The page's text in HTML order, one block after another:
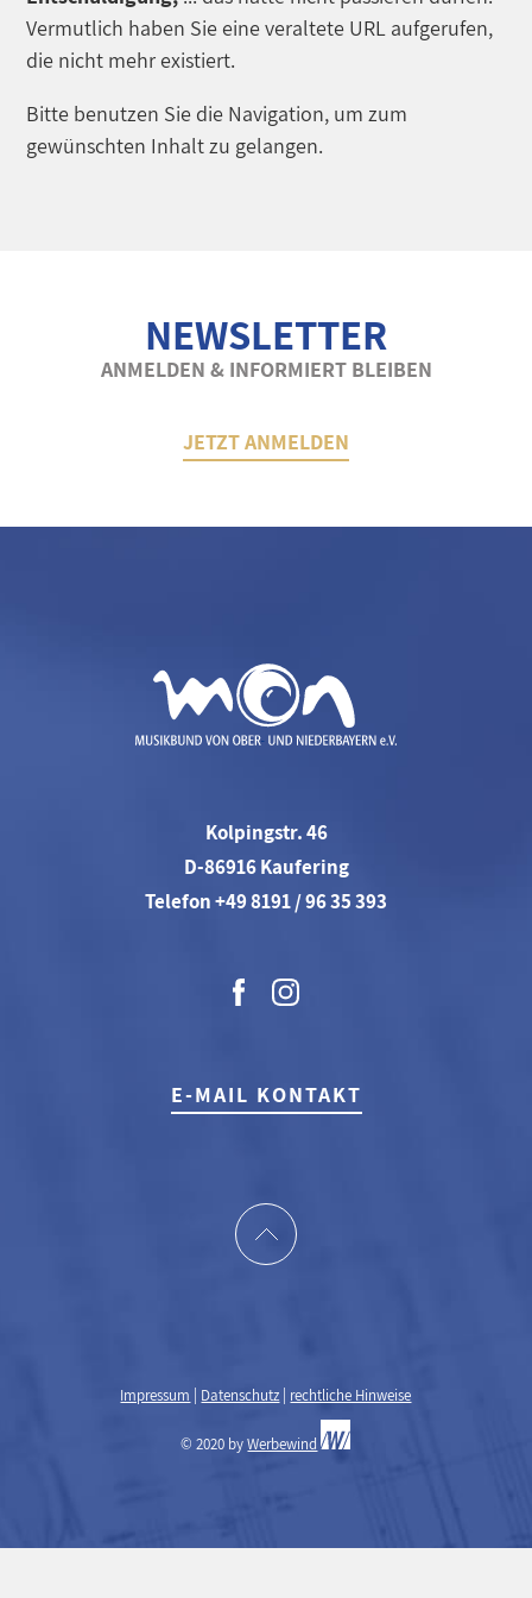
Vermutlich haben Sie eine veraltete URL aufgerufen,
die nicht mehr existiert.
Bitte benutzen Sie die Navigation, um zum
gewünschten Inhalt zu gelangen.
NEWSLETTER
ANMELDEN & INFORMIERT BLEIBEN
JETZT ANMELDEN
Kolpingstr. 46
D-86916 Kaufering
Telefon +49 8191 / 96 35 393
E-MAIL KONTAKT
Impressum Datenschutz rechtliche Hinweise
© 2020 byWerbewind